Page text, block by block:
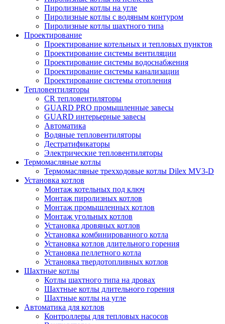
Пиролизные котлы на угле
Пиролизные котлы с водяным контуром
Пиролизные котлы шахтного типа
Проектирование
Проектирование котельных и тепловых пунктов
Проектирование системы вентиляции
Проектирование системы водоснабжения
Проектирование системы канализации
Проектирование системы отопления
Тепловентиляторы
CR тепловентиляторы
GUARD PRO промышленные завесы
GUARD интерьерные завесы
Автоматика
Водяные тепловентиляторы
Дестратификаторы
Электрические тепловентиляторы
Термомасляные котлы
Термомасляные трехходовые котлы Dilex MV3-D
Установка котлов
Монтаж котельных под ключ
Монтаж пиролизных котлов
Монтаж промышленных котлов
Монтаж угольных котлов
Установка дровяных котлов
Установка комбинированного котла
Установка котлов длительного горения
Установка пеллетного котла
Установка твердотопливных котлов
Шахтные котлы
Котлы шахтного типа на дровах
Шахтные котлы длительного горения
Шахтные котлы на угле
Автоматика для котлов
Контроллеры для тепловых насосов